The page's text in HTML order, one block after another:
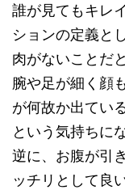
誰が見てもキレ
ションの定義と
肉がないことだ
腕や足が細く顔
が何故か出てい
という気持ちに
逆に、お腹が引
ッチリとして良